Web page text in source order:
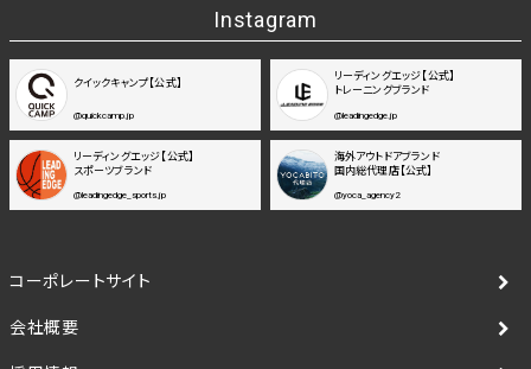
Instagram
クイックキャンプ【公式】
@quickcamp.jp
リーディングエッジ【公式】
トレーニングブランド
@leadingedge.jp
リーディングエッジ【公式】
スポーツブランド
@leadingedge_sports.jp
海外アウトドアブランド
国内総代理店【公式】
@yoca_agency2
コーポレートサイト
会社概要